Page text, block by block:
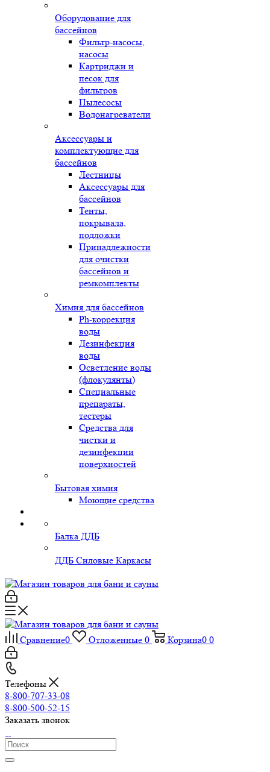
Оборудование для
бассейнов
Фильтр-насосы,
насосы
Картриджи и
песок для
фильтров
Пылесосы
Водонагреватели
Аксессуары и
комплектующие для
бассейнов
Лестницы
Аксессуары для
бассейнов
Тенты,
покрывала,
подложки
Принадлежности
для очистки
бассейнов и
ремкомплекты
Химия для бассейнов
Ph-коррекция
воды
Дезинфекция
воды
Осветление воды
(флокулянты)
Специальные
препараты,
тестеры
Средства для
чистки и
дезинфекции
поверхностей
Бытовая химия
Моющие средства
Балка ДДБ
ДДБ Силовые Каркасы
Сравнение0 Отложенные 0 Корзина0 0
Телефоны
8-800-707-33-08
8-800-500-52-15
Заказать звонок